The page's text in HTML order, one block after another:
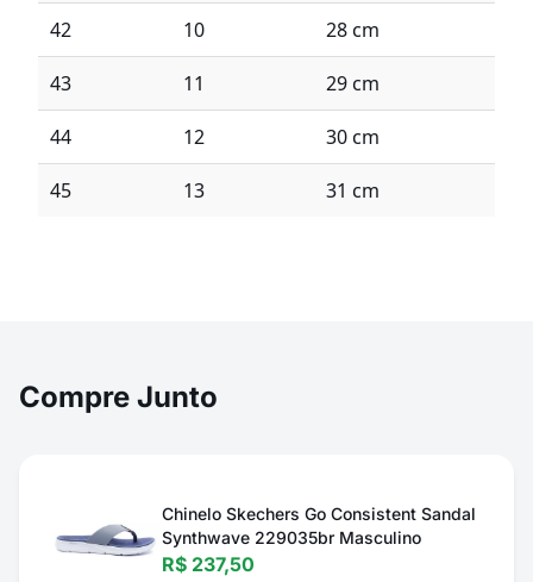
42 10 28 cm
43 11 29 cm
44 12 30 cm
45 13 31 cm
Compre Junto
Chinelo Skechers Go Consistent Sandal
Synthwave 229035br Masculino
R$ 237,50